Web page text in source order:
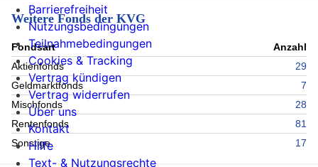
Weitere Fonds der KVG
Fondsart
Anzahl
Aktienfonds
29
Geldmarktfonds
7
Mischfonds
28
Rentenfonds
81
Sonstige
17
Barrierefreiheit
Nutzungsbedingungen
Teilnahmebedingungen
Cookies & Tracking
Vertrag kündigen
Vertrag widerrufen
Über uns
Kontakt
Hilfe
Text- & Nutzungsrechte